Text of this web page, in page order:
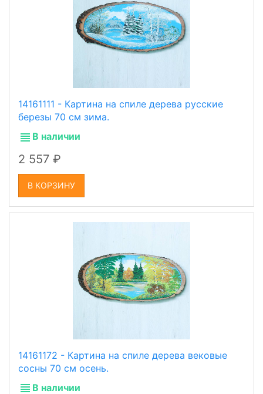
14161111 - Картина на спиле дерева русские
березы 70 см зима.
В наличии
2 557
В КОРЗИНУ
14161172 - Картина на спиле дерева вековые
сосны 70 см осень.
В наличии